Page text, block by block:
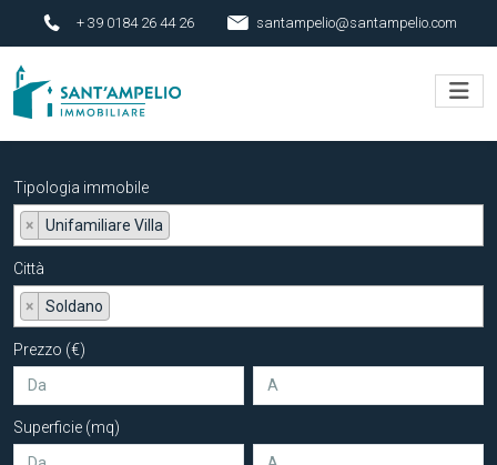
+ 39 0184 26 44 26 santampelio@santampelio.com
Tipologia immobile
× Unifamiliare Villa
Città
× Soldano
Prezzo (€)
Superficie (mq)